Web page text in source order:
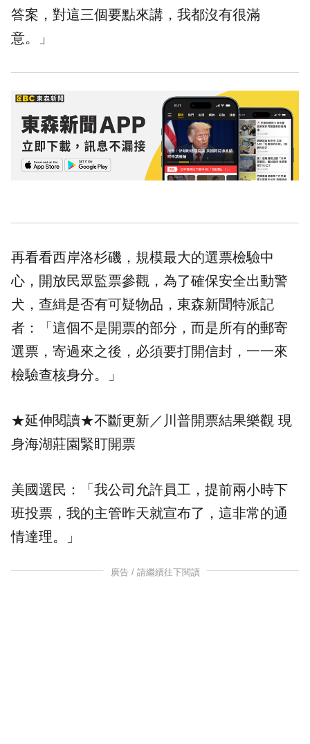
答案，對這三個要點來講，我都沒有很滿
意。」
再看看西岸洛杉磯，規模最大的選票檢驗中
心，開放民眾監票參觀，為了確保安全出動警
犬，查緝是否有可疑物品，東森新聞特派記
者：「這個不是開票的部分，而是所有的郵寄
選票，寄過來之後，必須要打開信封，一一來
檢驗查核身分。」
★延伸閱讀★不斷更新／川普開票結果樂觀 現
身海湖莊園緊盯開票
美國選民：「我公司允許員工，提前兩小時下
班投票，我的主管昨天就宣布了，這非常的通
情達理。」
廣告 / 請繼續往下閱讀